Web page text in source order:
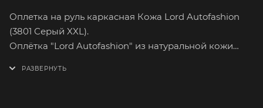
Оплетка на руль каркасная Кожа Lord Autofashion
(3801 Серый XXL).
Оплётка "Lord Autofashion" из натуральной кожи